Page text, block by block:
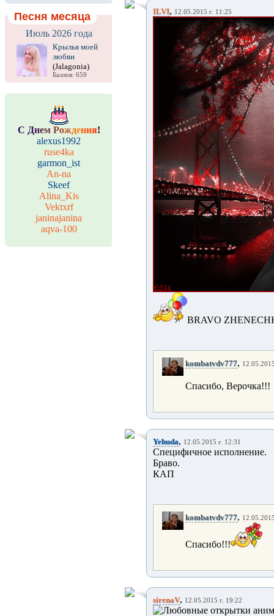
Песня месяца
Июль 2026 года
Крылья моей
любви
(Jalagonia)
Баллов: 659
С Днем Рождения!
alexus1992
ruse4ka
garmon_ist
An-na
Skeef
Alina_Kis
Vektxrf
janinajanina
aqva-100
ILVI, 12.05.2015 г. 11:25
BRAVO
kombatvdv777,
Спасибо, Верочка!!!
Yehuda, 12.05.2015 г. 12:31
Специфичное исполнение.
Браво.
КАП
kombatvdv777,
Спасибо!!!
sirenaV, 12.05.2015 г. 19:22